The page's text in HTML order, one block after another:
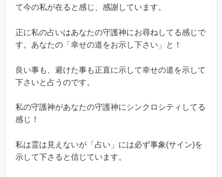
て今の私が在ると感じ、感謝しています。
正に私の占いはあなたの守護神にお尋ねしてる感じで
す。あなたの「幸せの道をお示し下さい」と！
良い事も、避けた事も正直に示して幸せの道を示して
下さいと占うのです。
私の守護神があなたの守護神にシンクロシティしてる
感じ！
私は霊は見えないが「占い」には必ず事象(サイン)を
示して下さると信じています。